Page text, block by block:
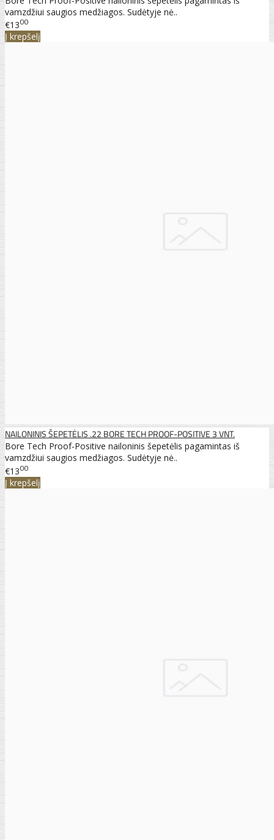
vamzdžiui saugios medžiagos. Sudėtyje nė..
€1300
Į krepšelį
NAILONINIS ŠEPETĖLIS .22 BORE TECH PROOF-POSITIVE 3 VNT.
Bore Tech Proof-Positive nailoninis šepetėlis pagamintas iš
vamzdžiui saugios medžiagos. Sudėtyje nė..
€1300
Į krepšelį